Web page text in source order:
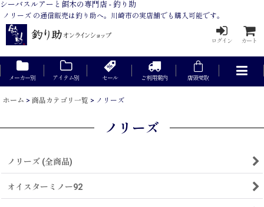
シーバスルアーと餌木の専門店 - 釣り助
ノリーズ の通信販売は釣り助へ。川崎市の実店舗でも購入可能です。
ログイン カート
メーカー別 アイテム別 セール ご利用案内 店頭受取
ホーム > 商品カテゴリ一覧 > ノリーズ
ノリーズ
ノリーズ (全商品)
オイスターミノー92